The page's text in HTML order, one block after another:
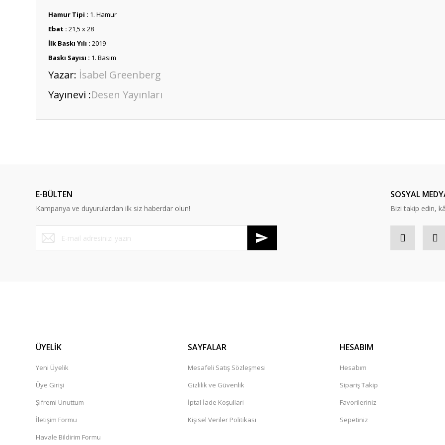
Hamur Tipi : 1. Hamur
Ebat : 21,5 x 28
İlk Baskı Yılı : 2019
Baskı Sayısı : 1. Basım
Yazar: İsabel Greenberg
Yayınevi :Desen Yayınları
Ürün bilgilerinde hatalar bulunuyor.
Ürün fiyatı diğer sitelerden daha pahalı.
Bu ürüne benzer farklı alternatifler olmalı.
E-BÜLTEN
Kampanya ve duyurulardan ilk siz haberdar olun!
SOSYAL
Bizi takip edin,
ÜYELİK
Yeni Üyelik
Üye Girişi
Şifremi Unuttum
İletişim Formu
Havale Bildirim Formu
SAYFALAR
Mesafeli Satış Sözleşmesi
Gizlilik ve Güvenlik
İptal İade Koşullari
Kişisel Veriler Politikası
HESABIM
Hesabım
Sipariş Takip
Favorileriniz
Sepetiniz